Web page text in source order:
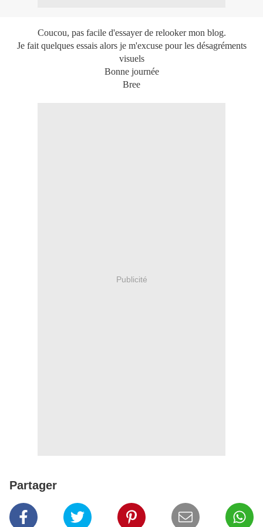
Coucou, pas facile d'essayer de relooker mon blog.
Je fait quelques essais alors je m'excuse pour les désagréments
visuels
Bonne journée
Bree
Publicité
Partager